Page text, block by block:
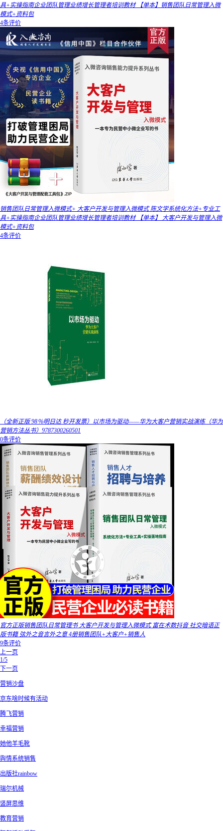
具+实操指南企业团队管理业绩增长管理者培训教材 【单本】销售团队日常管理入微
模式+资料包
4条评价
销售团队日常管理入微模式+ 大客户开发与管理入微模式 陈文学系统化方法+专业工
具+实操指南企业团队管理业绩增长管理者培训教材 【单本】 大客户开发与管理入微
模式+资料包
4条评价
（全新正版 98％明日达 秒开发票）以市场为驱动——华为大客户营销实战演练（华为
营销方法丛书）9787300260501
0条评价
官方正版销售团队日常管理书 大客户开发与管理入微模式 富在术数抖音 社交暗语正
版书籍 弦外之音言外之意 4册销售团队+大客户+销售人
9条评价
上一页
1/5
下一页
营销沙盘
京东啥时候有活动
腾飞营销
幸福营销
她他羊毛靴
舆情系统销售
出版社rainbow
瑞尔机械
竖屏思维
教育营销